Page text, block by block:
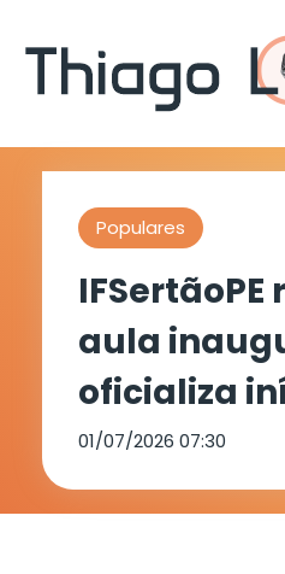
Populares
IFSertãoPE
aula
oficializa
atividades
Programa
01/07/2026 07:30